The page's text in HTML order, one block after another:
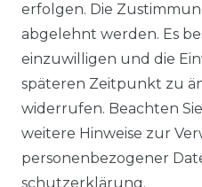
AGB
KONTAKT
REUTEWEG 2/1, 73035
erfolgen. Die
abgelehnt werden. Es
einzuwilligen und die
späteren Zeitpunkt zu
widerrufen. Beachten
weitere Hinweise zur
personenbezogener
schutz­erklärung.